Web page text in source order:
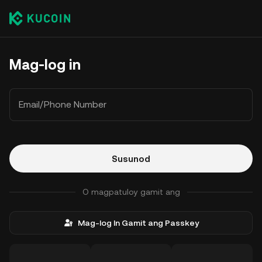
Mag-log in
Email/Phone Number
Susunod
O magpatuloy gamit ang
Mag-log In Gamit ang Passkey